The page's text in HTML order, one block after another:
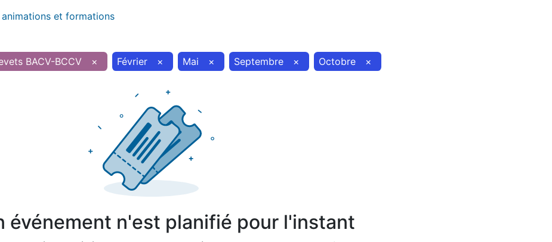
et formations
BACV-BCCV × Février × Mai × Septembre × Octobre ×
événement n'est planifié pour l'instant